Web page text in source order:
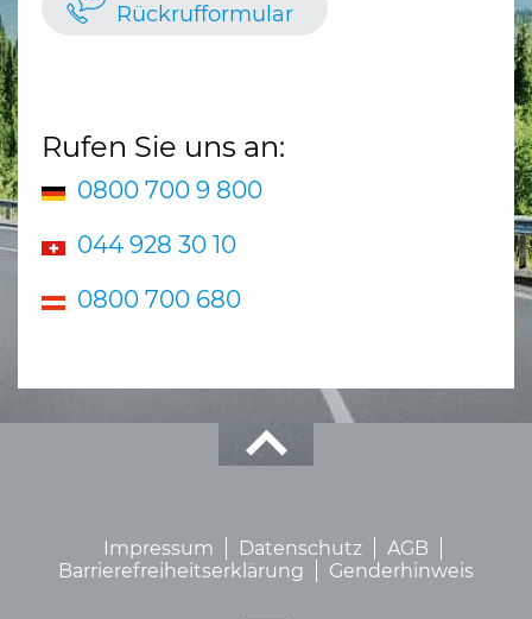
Rückrufformular
Rufen Sie uns an:
0800 700 9 800
044 928 30 10
0800 700 680
Impressum Datenschutz
AGB
Barrierefreiheitserklärung
Genderhinweis